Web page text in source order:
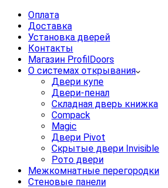
Оплата
Доставка
Установка дверей
Контакты
Магазин ProfilDoors
О системах открывания
Двери купе
Двери-пенал
Складная дверь книжка
Compack
Magic
Двери Pivot
Скрытые двери Invisible
Рото двери
Межкомнатные перегородки
Стеновые панели